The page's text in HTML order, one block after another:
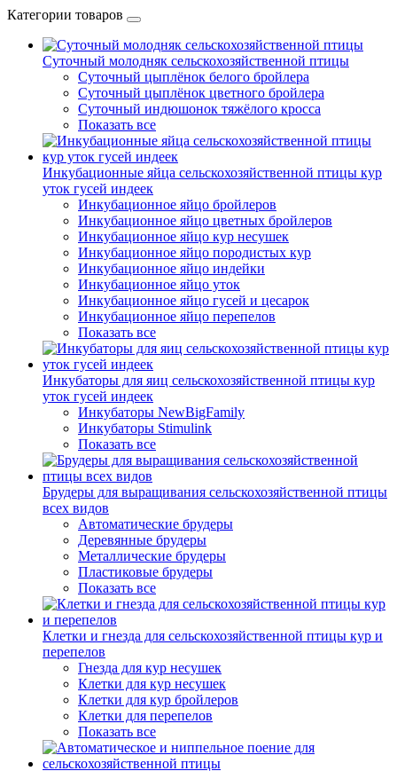
Категории товаров
Суточный молодняк сельскохозяйственной птицы
Суточный цыплёнок белого бройлера
Суточный цыплёнок цветного бройлера
Суточный индюшонок тяжёлого кросса
Показать все
Инкубационные яйца сельскохозяйственной птицы кур
уток гусей индеек
Инкубационное яйцо бройлеров
Инкубационное яйцо цветных бройлеров
Инкубационное яйцо кур несушек
Инкубационное яйцо породистых кур
Инкубационное яйцо индейки
Инкубационное яйцо уток
Инкубационное яйцо гусей и цесарок
Инкубационное яйцо перепелов
Показать все
Инкубаторы для яиц сельскохозяйственной птицы кур
уток гусей индеек
Инкубаторы NewBigFamily
Инкубаторы Stimulink
Показать все
Брудеры для выращивания сельскохозяйственной птицы
всех видов
Автоматические брудеры
Деревянные брудеры
Металлические брудеры
Пластиковые брудеры
Показать все
Клетки и гнезда для сельскохозяйственной птицы кур и
перепелов
Гнезда для кур несушек
Клетки для кур несушек
Клетки для кур бройлеров
Клетки для перепелов
Показать все